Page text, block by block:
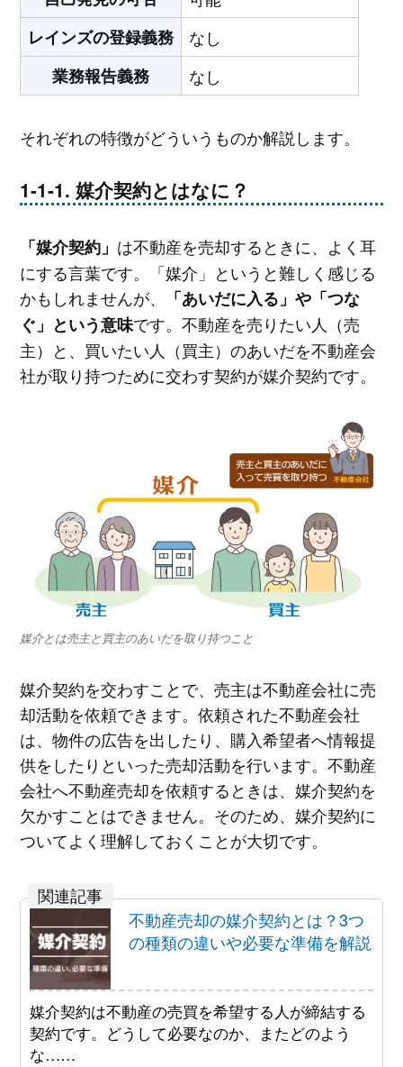
レインズの登録義務
なし
業務報告義務
なし
それぞれの特徴がどういうものか解説します。
媒介契約とはなに？
「媒介契約」 は不動産を売却するときに、よく耳
にする言葉です。「媒介」というと難しく感じる
かもしれませんが、
「あいだに入る」や「つな
ぐ」という意味です。不動産を売りたい人（売
主）と、買いたい人（買主）のあいだを不動産会
社が取り持つために交わす契約が媒介契約です。
媒介とは売主と買主のあいだを取り持つこと
媒介契約を交わすことで、売主は不動産会社に売
却活動を依頼できます。依頼された不動産会社
は、物件の広告を出したり、購入希望者へ情報提
供をしたりといった売却活動を行います。不動産
会社へ不動産売却を依頼するときは、媒介契約を
欠かすことはできません。そのため、媒介契約に
ついてよく理解しておくことが大切です。
不動産売却の媒介契約とは？3つ
の種類の違いや必要な準備を解説
媒介契約は不動産の売買を希望する人が締結する
契約です。どうして必要なのか、またどのよう
な……